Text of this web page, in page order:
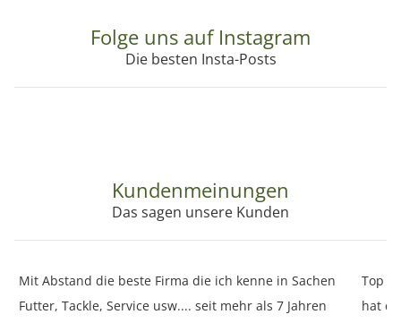
Folge uns auf Instagram
Die besten Insta-Posts
Kundenmeinungen
Das sagen unsere Kunden
Mit Abstand die beste Firma die ich kenne in Sachen
Futter, Tackle, Service usw.... seit mehr als 7 Jahren
Top
hat